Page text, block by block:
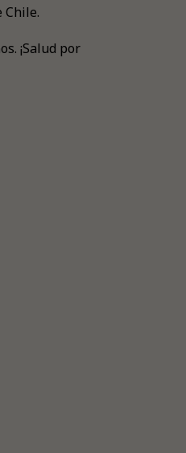
Chile.
¡Salud por